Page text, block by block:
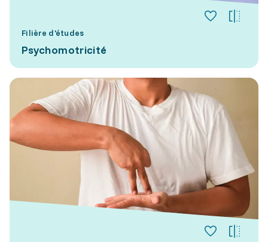
Filière d'études
Psychomotricité